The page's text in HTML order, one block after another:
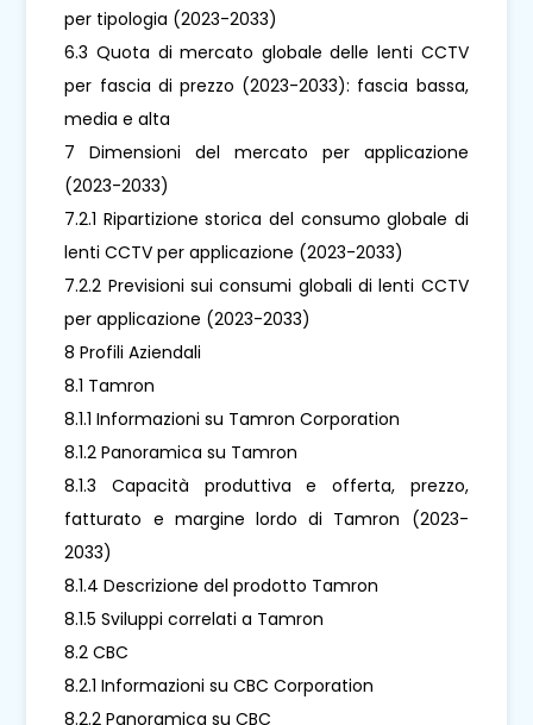
per tipologia (2023-2033)
6.3 Quota di mercato globale delle lenti CCTV
per fascia di prezzo (2023-2033): fascia bassa,
media e alta
7 Dimensioni del mercato per applicazione
(2023-2033)
7.2.1 Ripartizione storica del consumo globale di
lenti CCTV per applicazione (2023-2033)
7.2.2 Previsioni sui consumi globali di lenti CCTV
per applicazione (2023-2033)
8 Profili Aziendali
8.1 Tamron
8.1.1 Informazioni su Tamron Corporation
8.1.2 Panoramica su Tamron
8.1.3 Capacità produttiva e offerta, prezzo,
fatturato e margine lordo di Tamron (2023-
2033)
8.1.4 Descrizione del prodotto Tamron
8.1.5 Sviluppi correlati a Tamron
8.2 CBC
8.2.1 Informazioni su CBC Corporation
8.2.2 Panoramica su CBC